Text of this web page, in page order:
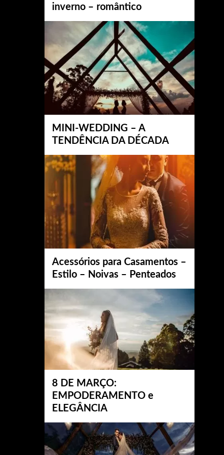
inverno – romântico
MINI-WEDDING – A
TENDÊNCIA DA DÉCADA
Acessórios para Casamentos –
Estilo – Noivas – Penteados
8 DE MARÇO:
EMPODERAMENTO e
ELEGÂNCIA